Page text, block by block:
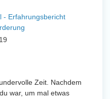
- Erfahrungsbericht
Zeit. Nachdem
war, um mal etwas